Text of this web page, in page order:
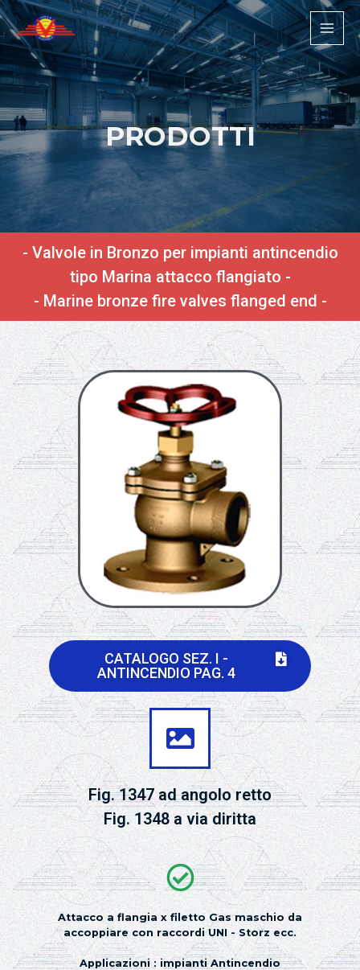
PRODOTTI
- Valvole in Bronzo per impianti antincendio
tipo Marina attacco flangiato -
- Marine bronze fire valves flanged end -
CATALOGO SEZ. I -
ANTINCENDIO PAG. 4
Fig. 1347 ad angolo retto
Fig. 1348 a via diritta
Attacco a flangia x filetto Gas maschio da
accoppiare con raccordi UNI - Storz ecc.
Applicazioni : impianti Antincendio